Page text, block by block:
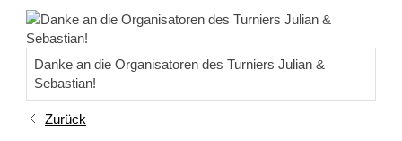
Danke an die Organisatoren des Turniers Julian &
Sebastian!
Zurück